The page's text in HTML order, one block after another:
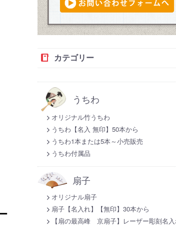
カテゴリー
うちわ
オリジナル竹うちわ
うちわ【名入 無印】50本から
うちわ1本または5本～小売販売
うちわ付属品
扇子
オリジナル扇子
扇子【名入れ】【無印】30本から
【扇の最高峰 京扇子】レーザー彫刻名